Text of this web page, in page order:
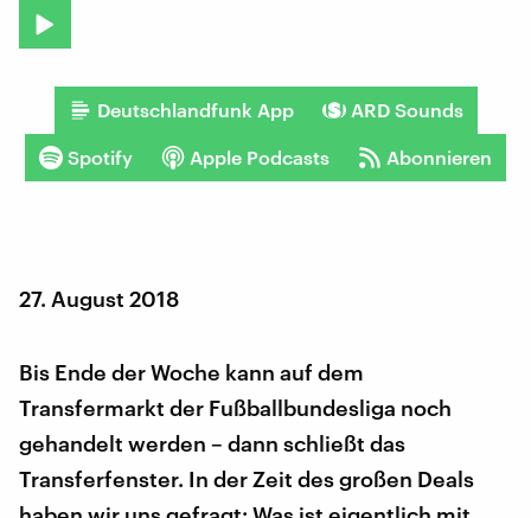
Deutschlandfunk App ARD Sounds
Spotify Apple Podcasts Abonnieren
27. August 2018
Bis Ende der Woche kann auf dem
Transfermarkt der Fußballbundesliga noch
gehandelt werden – dann schließt das
Transferfenster. In der Zeit des großen Deals